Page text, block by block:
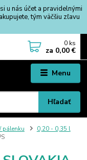
u nás účet a pravidelnými
tým väčšiu zľavu
Menu
Hľadať
0 ks
za 0,00 €
pálenku
0,20 - 0,35 l